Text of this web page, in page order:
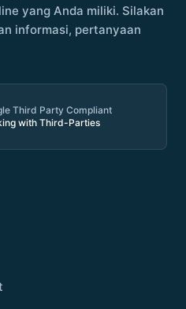
yang Anda miliki. Silakan
informasi, pertanyaan
Third Party Compliant
with Third-Parties